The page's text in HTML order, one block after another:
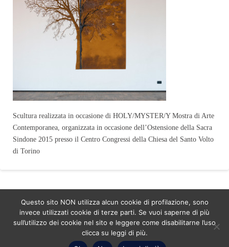
Scultura realizzata in occasione di HOLY/MYSTER/Y Mostra di Arte
Contemporanea, organizzata in occasione dell’Ostensione della Sacra
Sindone 2015 presso il Centro Congressi della Chiesa del Santo Volto
di Torino
ASSIGN A MENU
Facebook
LinkedIn
YouTube
Instagram
Pinterest
Copyright Studio C&C 2026 - P.IVA 08601070017 - Numero ordine
Questo sito NON utilizza alcun cookie di profilazione, sono
invece utilizzati cookie di terze parti. Se vuoi saperne di più
sull’utilizzo dei cookie nel sito e leggere come disabilitarne l’uso
clicca su leggi di più.